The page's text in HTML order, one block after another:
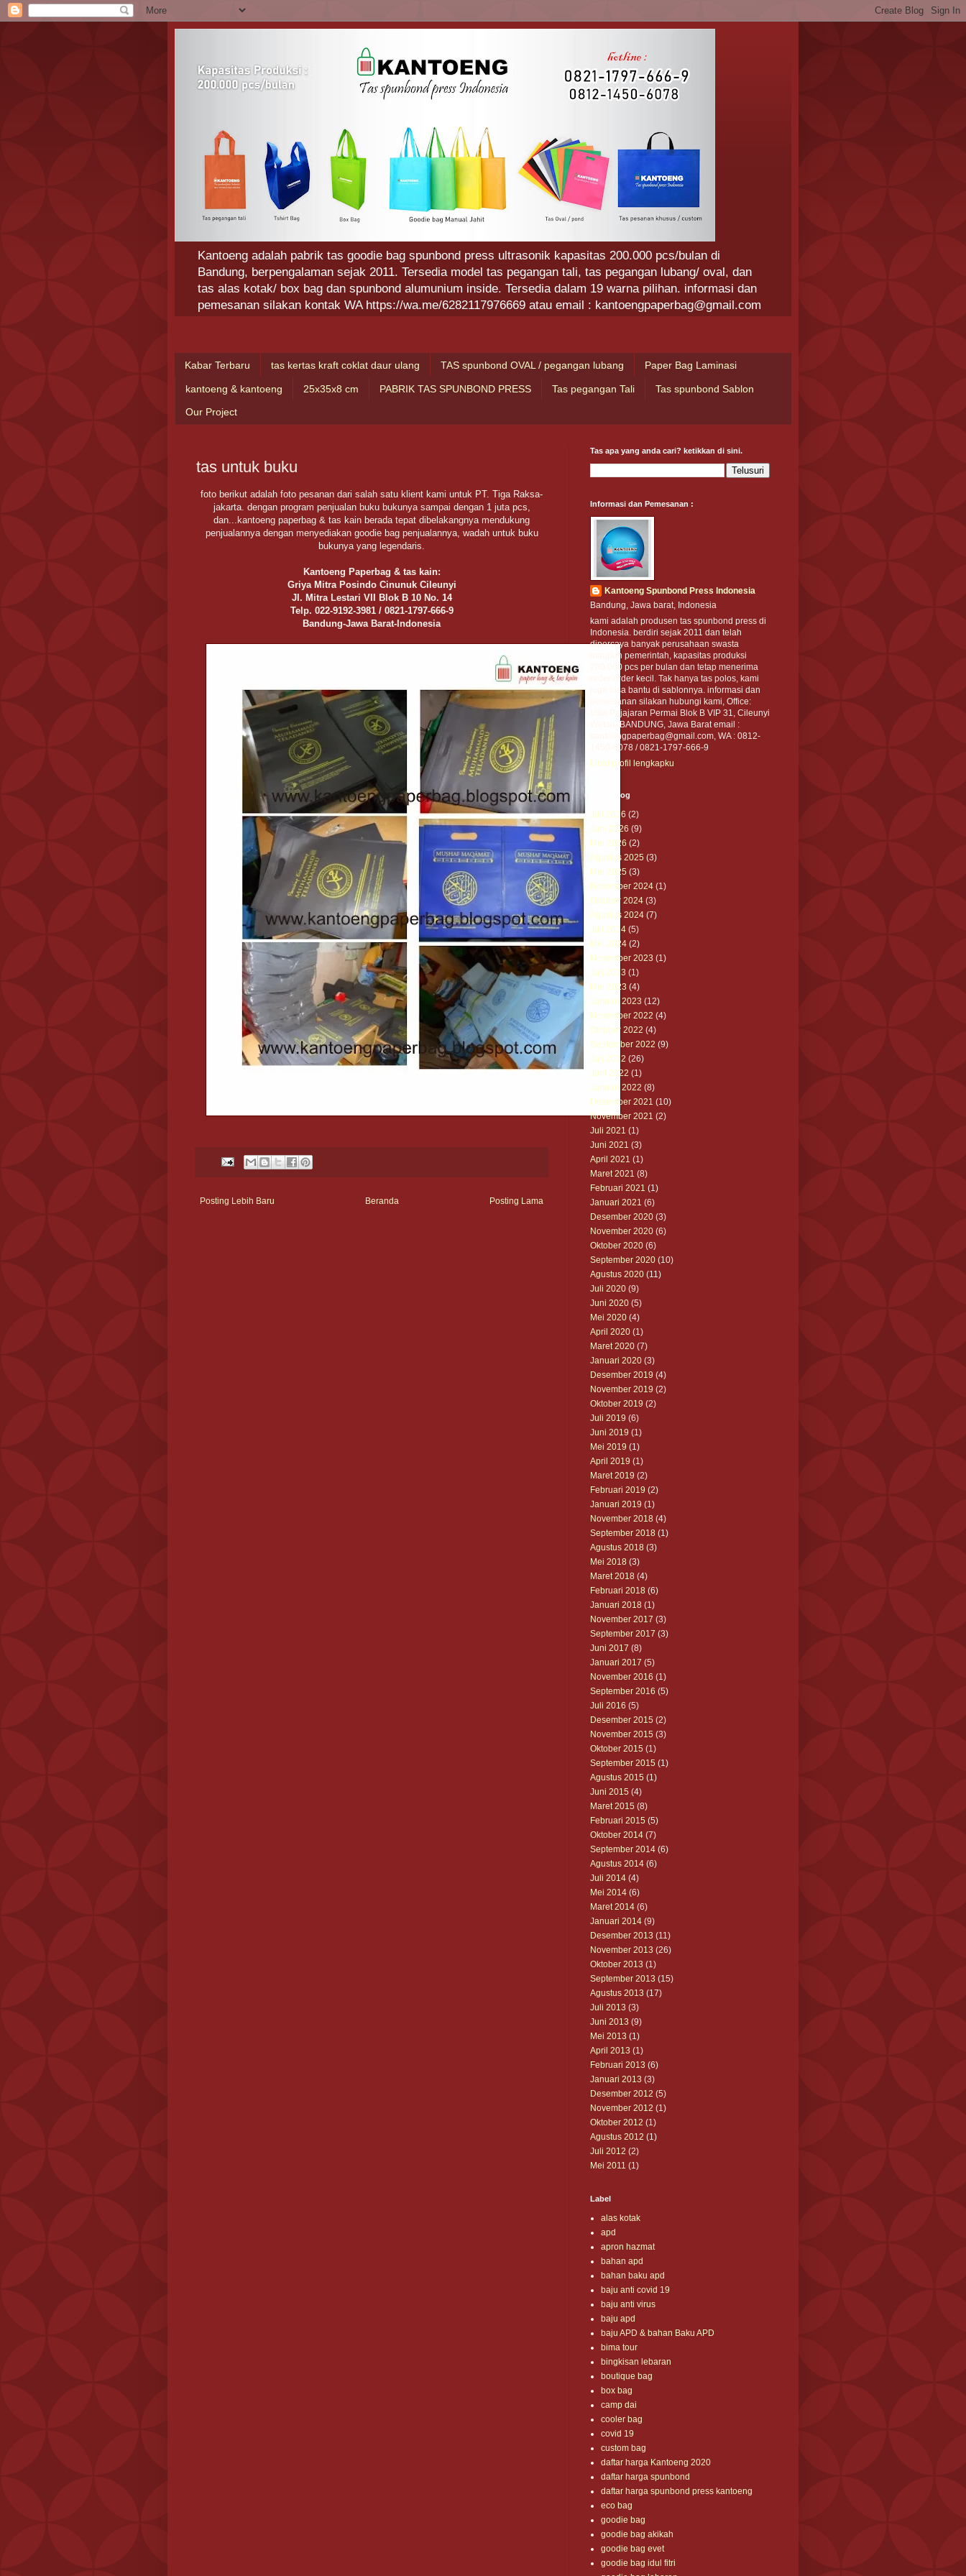
Kantoeng adalah pabrik tas goodie bag spunbond press ultrasonik kapasitas 200.000 pcs/bulan di
Bandung, berpengalaman sejak 2011. Tersedia model tas pegangan tali, tas pegangan lubang/ oval, dan
tas alas kotak/ box bag dan spunbond alumunium inside. Tersedia dalam 19 warna pilihan. informasi dan
pemesanan silakan kontak WA https://wa.me/6282117976669 atau email : kantoengpaperbag@gmail.com
Kabar Terbaru tas kertas kraft coklat daur ulang TAS spunbond OVAL / pegangan lubang Paper Bag Laminasi
kantoeng & kantoeng 25x35x8 cm PABRIK TAS SPUNBOND PRESS Tas pegangan Tali Tas spunbond Sablon
Our Project
tas untuk buku
foto berikut adalah foto pesanan dari salah satu klient kami untuk PT. Tiga Raksa-
jakarta. dengan program penjualan buku bukunya sampai dengan 1 juta pcs,
dan...kantoeng paperbag & tas kain berada tepat dibelakangnya mendukung
penjualannya dengan menyediakan goodie bag penjualannya, wadah untuk buku
bukunya yang legendaris.
Kantoeng Paperbag & tas kain:
Griya Mitra Posindo Cinunuk Cileunyi
Jl. Mitra Lestari VII Blok B 10 No. 14
Telp. 022-9192-3981 / 0821-1797-666-9
Bandung-Jawa Barat-Indonesia
Posting Lebih Baru Posting Lama
Beranda
Tas apa yang anda cari? ketikkan di sini.
Informasi dan Pemesanan :
Kantoeng Spunbond Press Indonesia
Bandung, Jawa barat, Indonesia
kami adalah produsen tas spunbond press di
Indonesia. berdiri sejak 2011 dan telah
dipercaya banyak perusahaan swasta
maupun pemerintah, kapasitas produksi
200.000 pcs per bulan dan tetap menerima
order order kecil. Tak hanya tas polos, kami
juga bisa bantu di sablonnya. informasi dan
pemesanan silakan hubungi kami, Office:
Villa Pajajaran Permai Blok B VIP 31, Cileunyi
Wetan, BANDUNG, Jawa Barat email :
kantoengpaperbag@gmail.com, WA : 0812-
1450-6078 / 0821-1797-666-9
Lihat profil lengkapku
Arsip Blog
Juli 2026 (2)
Juni 2026 (9)
Mei 2026 (2)
Agustus 2025 (3)
Mei 2025 (3)
November 2024 (1)
Oktober 2024 (3)
Agustus 2024 (7)
Juli 2024 (5)
Mei 2024 (2)
November 2023 (1)
Juli 2023 (1)
Mei 2023 (4)
Januari 2023 (12)
November 2022 (4)
Oktober 2022 (4)
September 2022 (9)
Juli 2022 (26)
Juni 2022 (1)
Januari 2022 (8)
Desember 2021 (10)
November 2021 (2)
Juli 2021 (1)
Juni 2021 (3)
April 2021 (1)
Maret 2021 (8)
Februari 2021 (1)
Januari 2021 (6)
Desember 2020 (3)
November 2020 (6)
Oktober 2020 (6)
September 2020 (10)
Agustus 2020 (11)
Juli 2020 (9)
Juni 2020 (5)
Mei 2020 (4)
April 2020 (1)
Maret 2020 (7)
Januari 2020 (3)
Desember 2019 (4)
November 2019 (2)
Oktober 2019 (2)
Juli 2019 (6)
Juni 2019 (1)
Mei 2019 (1)
April 2019 (1)
Maret 2019 (2)
Februari 2019 (2)
Januari 2019 (1)
November 2018 (4)
September 2018 (1)
Agustus 2018 (3)
Mei 2018 (3)
Maret 2018 (4)
Februari 2018 (6)
Januari 2018 (1)
November 2017 (3)
September 2017 (3)
Juni 2017 (8)
Januari 2017 (5)
November 2016 (1)
September 2016 (5)
Juli 2016 (5)
Desember 2015 (2)
November 2015 (3)
Oktober 2015 (1)
September 2015 (1)
Agustus 2015 (1)
Juni 2015 (4)
Maret 2015 (8)
Februari 2015 (5)
Oktober 2014 (7)
September 2014 (6)
Agustus 2014 (6)
Juli 2014 (4)
Mei 2014 (6)
Maret 2014 (6)
Januari 2014 (9)
Desember 2013 (11)
November 2013 (26)
Oktober 2013 (1)
September 2013 (15)
Agustus 2013 (17)
Juli 2013 (3)
Juni 2013 (9)
Mei 2013 (1)
April 2013 (1)
Februari 2013 (6)
Januari 2013 (3)
Desember 2012 (5)
November 2012 (1)
Oktober 2012 (1)
Agustus 2012 (1)
Juli 2012 (2)
Mei 2011 (1)
Label
alas kotak
apd
apron hazmat
bahan apd
bahan baku apd
baju anti covid 19
baju anti virus
baju apd
baju APD & bahan Baku APD
bima tour
bingkisan lebaran
boutique bag
box bag
camp dai
cooler bag
covid 19
custom bag
daftar harga Kantoeng 2020
daftar harga spunbond
daftar harga spunbond press kantoeng
eco bag
goodie bag
goodie bag akikah
goodie bag evet
goodie bag idul fitri